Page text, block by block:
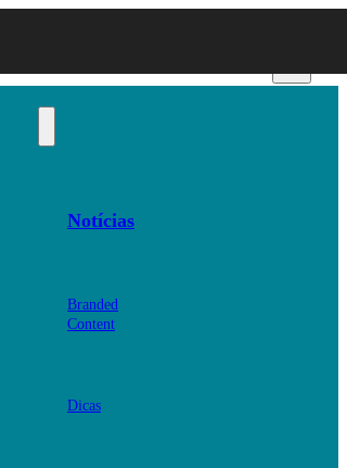
Notícias
Branded
Content
Dicas